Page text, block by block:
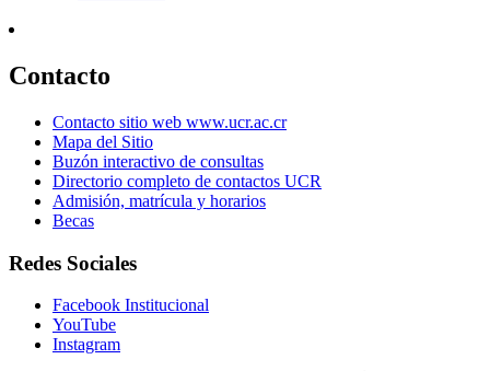
Contacto
Contacto sitio web www.ucr.ac.cr
Mapa del Sitio
Buzón interactivo de consultas
Directorio completo de contactos UCR
Admisión, matrícula y horarios
Becas
Redes Sociales
Facebook Institucional
YouTube
Instagram